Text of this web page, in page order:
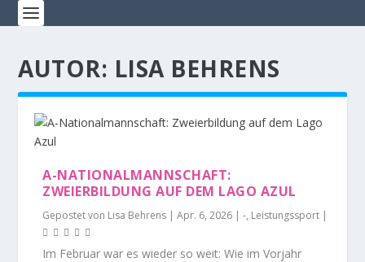
AUTOR: LISA BEHRENS
A-NATIONALMANNSCHAFT:
ZWEIERBILDUNG AUF DEM LAGO AZUL
Gepostet von Lisa Behrens |Apr. 6, 2026 |-, Leistungssport |
Im Februar war es wieder so weit: Wie im Vorjahr